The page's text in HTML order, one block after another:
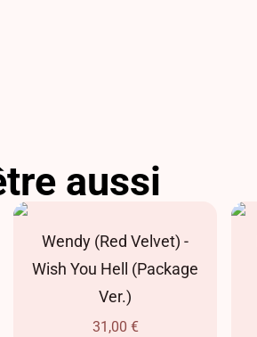
aussi
Wendy (Red Velvet) -
Wish You Hell (Package
Ver.)
31,00 €